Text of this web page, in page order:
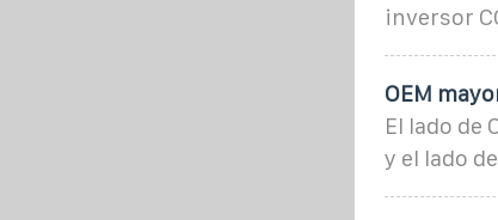
inversor
OEM
El lado de
y el lado